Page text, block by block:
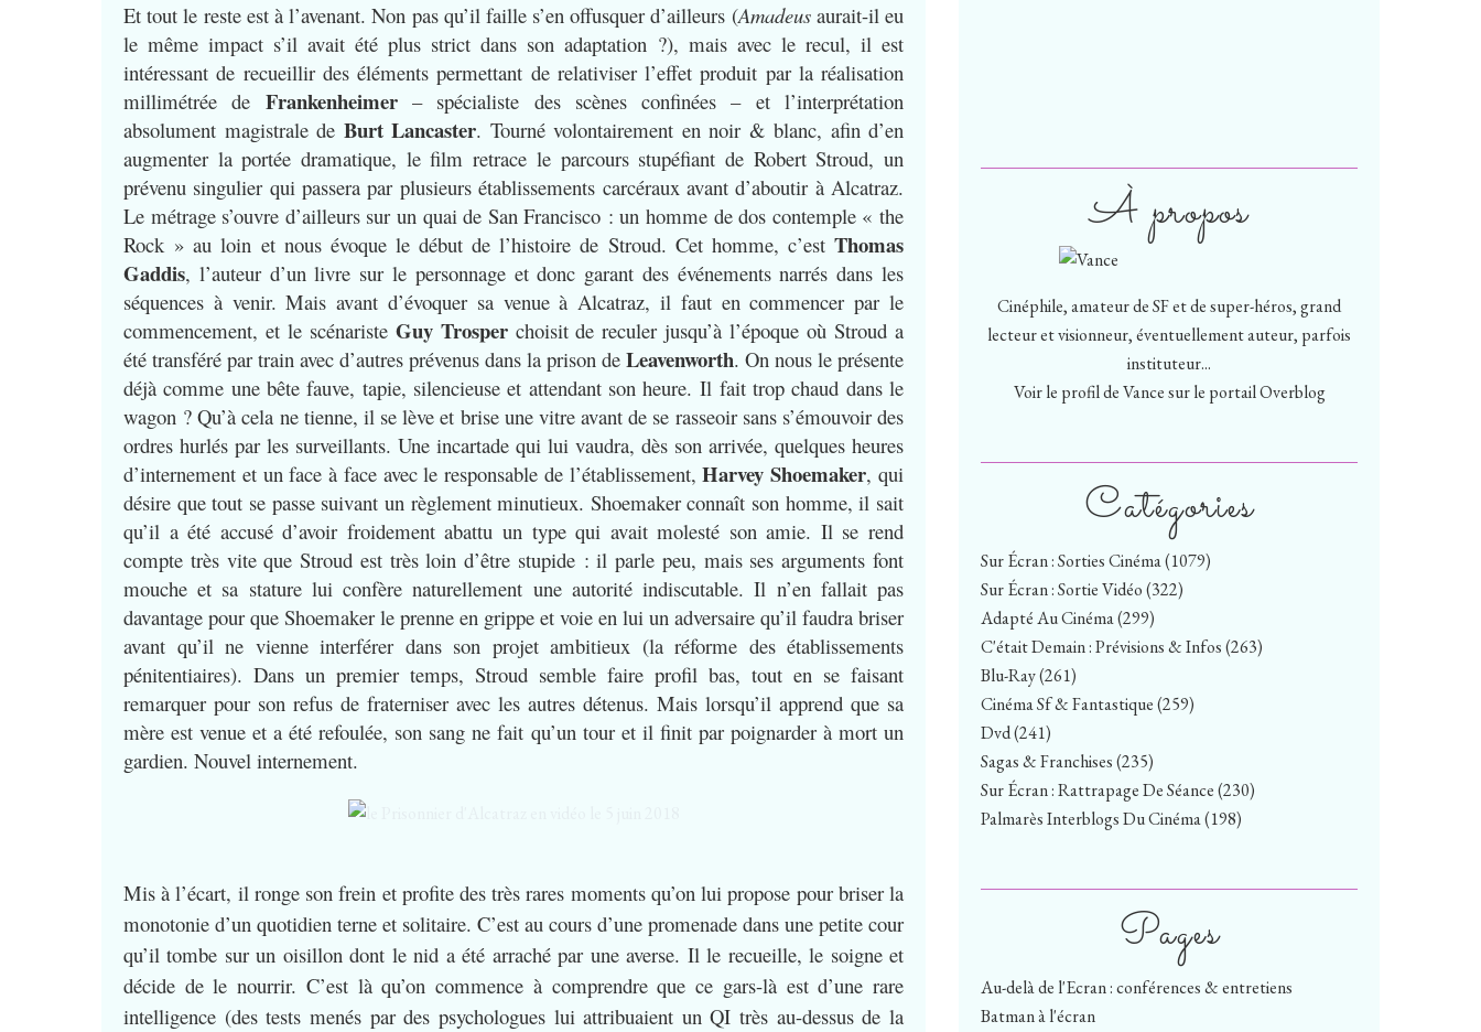
Et tout le reste est à l’avenant. Non pas qu’il faille s’en offusquer d’ailleurs (Amadeus aurait-il eu
le même impact s’il avait été plus strict dans son adaptation ?), mais avec le recul, il est
intéressant de recueillir des éléments permettant de relativiser l’effet produit par la réalisation
millimétrée de Frankenheimer– spécialiste des scènes confinées – et l’interprétation
absolument magistrale de Burt Lancaster. Tourné volontairement en noir & blanc, afin d’en
augmenter la portée dramatique, le film retrace le parcours stupéfiant de Robert Stroud, un
prévenu singulier qui passera par plusieurs établissements carcéraux avant d’aboutir à Alcatraz.
Le métrage s’ouvre d’ailleurs sur un quai de San Francisco : un homme de dos contemple « the
Rock » au loin et nous évoque le début de l’histoire de Stroud. Cet homme, c’est Thomas
Gaddis, l’auteur d’un livre sur le personnage et donc garant des événements narrés dans les
séquences à venir. Mais avant d’évoquer sa venue à Alcatraz, il faut en commencer par le
commencement, et le scénariste Guy Trosperchoisit de reculer jusqu’à l’époque où Stroud a
été transféré par train avec d’autres prévenus dans la prison de Leavenworth. On nous le présente
déjà comme une bête fauve, tapie, silencieuse et attendant son heure. Il fait trop chaud dans le
wagon ? Qu’à cela ne tienne, il se lève et brise une vitre avant de se rasseoir sans s’émouvoir des
ordres hurlés par les surveillants. Une incartade qui lui vaudra, dès son arrivée, quelques heures
d’internement et un face à face avec le responsable de l’établissement,Harvey Shoemaker, qui
désire que tout se passe suivant un règlement minutieux. Shoemaker connaît son homme, il sait
qu’il a été accusé d’avoir froidement abattu un type qui avait molesté son amie. Il se rend
compte très vite que Stroud est très loin d’être stupide : il parle peu, mais ses arguments font
mouche et sa stature lui confère naturellement une autorité indiscutable. Il n’en fallait pas
davantage pour que Shoemaker le prenne en grippe et voie en lui un adversaire qu’il faudra briser
avant qu’il ne vienne interférer dans son projet ambitieux (la réforme des établissements
pénitentiaires). Dans un premier temps, Stroud semble faire profil bas, tout en se faisant
remarquer pour son refus de fraterniser avec les autres détenus. Mais lorsqu’il apprend que sa
mère est venue et a été refoulée, son sang ne fait qu’un tour et il finit par poignarder à mort un
gardien. Nouvel internement.
Mis à l’écart, il ronge son frein et profite des très rares moments qu’on lui propose pour briser la
monotonie d’un quotidien terne et solitaire. C’est au cours d’une promenade dans une petite cour
qu’il tombe sur un oisillon dont le nid a été arraché par une averse. Il le recueille, le soigne et
décide de le nourrir. C’est là qu’on commence à comprendre que ce gars-là est d’une rare
intelligence (des tests menés par des psychologues lui attribuaient un QI très au-dessus de la
Catégories
Sur Écran : Sorties Cinéma(1079)
Sur Écran : Sortie Vidéo(322)
Adapté Au Cinéma(299)
C'était Demain : Prévisions & Infos(263)
Blu-Ray(261)
Cinéma Sf & Fantastique(259)
Dvd(241)
Sagas & Franchises(235)
Sur Écran : Rattrapage De Séance(230)
Palmarès Interblogs Du Cinéma(198)
Pages
Au-delà de l'Ecran : conférences & entretiens
Batman à l'écran
À propos
Cinéphile, amateur de SF et de super-héros, grand
lecteur et visionneur, éventuellement auteur, parfois
instituteur...
Voir le profil deVancesur le portail Overblog